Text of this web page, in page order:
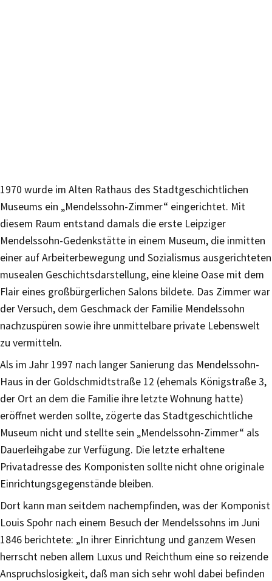
1970 wurde im Alten Rathaus des Stadtgeschichtlichen
Museums ein „Mendelssohn-Zimmer“ eingerichtet. Mit
diesem Raum entstand damals die erste Leipziger
Mendelssohn-Gedenkstätte in einem Museum, die inmitten
einer auf Arbeiterbewegung und Sozialismus ausgerichteten
musealen Geschichtsdarstellung, eine kleine Oase mit dem
Flair eines großbürgerlichen Salons bildete. Das Zimmer war
der Versuch, dem Geschmack der Familie Mendelssohn
nachzuspüren sowie ihre unmittelbare private Lebenswelt
zu vermitteln.
Als im Jahr 1997 nach langer Sanierung das Mendelssohn-
Haus in der Goldschmidtstraße 12 (ehemals Königstraße 3,
der Ort an dem die Familie ihre letzte Wohnung hatte)
eröffnet werden sollte, zögerte das Stadtgeschichtliche
Museum nicht und stellte sein „Mendelssohn-Zimmer“ als
Dauerleihgabe zur Verfügung. Die letzte erhaltene
Privatadresse des Komponisten sollte nicht ohne originale
Einrichtungsgegenstände bleiben.
Dort kann man seitdem nachempfinden, was der Komponist
Louis Spohr nach einem Besuch der Mendelssohns im Juni
1846 berichtete: „In ihrer Einrichtung und ganzem Wesen
herrscht neben allem Luxus und Reichthum eine so reizende
Anspruchslosigkeit, daß man sich sehr wohl dabei befinden